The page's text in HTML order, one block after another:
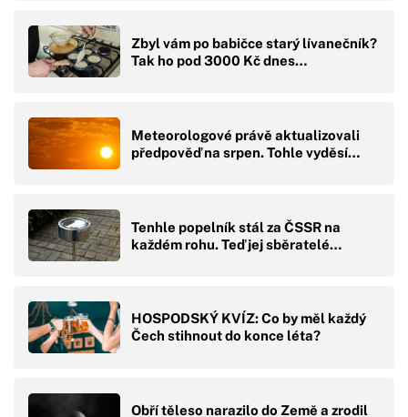
Zbyl vám po babičce starý lívanečník?
Tak ho pod 3000 Kč dnes…
Meteorologové právě aktualizovali
předpověď na srpen. Tohle vyděsí…
Tenhle popelník stál za ČSSR na
každém rohu. Teď jej sběratelé…
HOSPODSKÝ KVÍZ: Co by měl každý
Čech stihnout do konce léta?
Obří těleso narazilo do Země a zrodil